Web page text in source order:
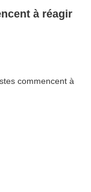
à réagir